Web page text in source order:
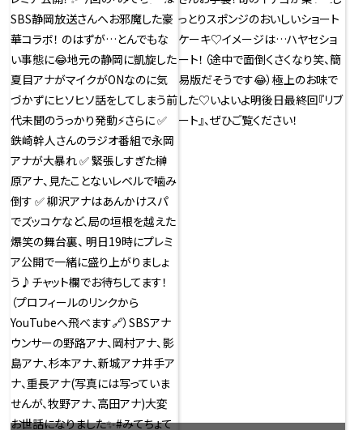
す！
仕事紹介* 実況－1グランプ
リの開催* CBCアナウンサー
との面談ＣＢＣテレビ採用Ｈ
Ｐ マイページ登録を
https://hicbc.com/tv/cor
poration/saiyou/new/皆さ
んぜひお会いしましょう！
とわたくし、宮部も！#CBC西
村俊仁松本道弥アナウンス部
長